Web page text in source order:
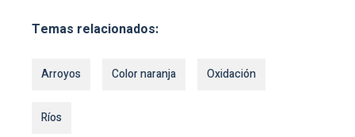
Temas relacionados:
Arroyos Color naranja Oxidación
Ríos